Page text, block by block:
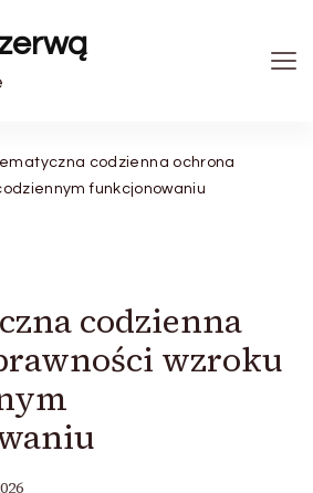
codzienna ochrona
funkcjonowaniu
codzienna
wzroku